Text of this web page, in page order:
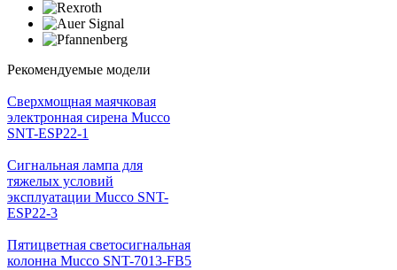
Рекомендуемые модели
Cверхмощная маячковая
электронная сирена Mucco
SNT-ESP22-1
Сигнальная лампа для
тяжелых условий
эксплуатации Mucco SNT-
ESP22-3
Пятицветная светосигнальная
колонна Mucco SNT-7013-FB5